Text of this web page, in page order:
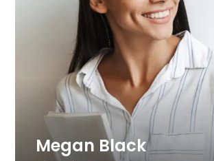
Megan Black